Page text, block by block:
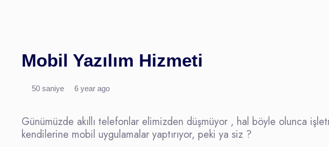
Mobil Yazılım Hizmeti
50 saniye 6 year ago
Günümüzde akıllı telefonlar elimizden düşmüyor , hal böyle olunca
kendilerine mobil uygulamalar yaptırıyor, peki ya siz ?